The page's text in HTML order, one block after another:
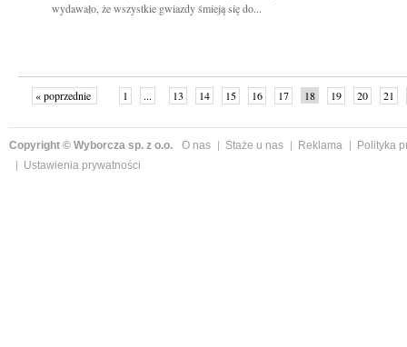
wydawało, że wszystkie gwiazdy śmieją się do...
« poprzednie 1 ... 13 14 15 16 17 18 19 20
21
Copyright © Wyborcza sp. z o.o. O nas Staże u nas Reklama
Polityka
Ustawienia prywatności